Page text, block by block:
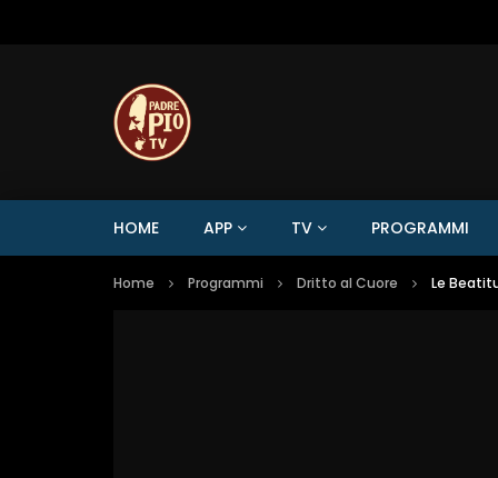
HOME APP TV PROGRAMMI
Home Programmi Dritto al Cuore Le